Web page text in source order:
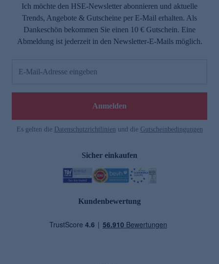
Ich möchte den HSE-Newsletter abonnieren und aktuelle
Trends, Angebote & Gutscheine per E-Mail erhalten. Als
Dankeschön bekommen Sie einen 10 € Gutschein. Eine
Abmeldung ist jederzeit in den Newsletter-E-Mails möglich.
E-Mail-Adresse eingeben
Anmelden
Es gelten die Datenschutzrichtlinien und die Gutscheinbedingungen
Sicher einkaufen
Kundenbewertung